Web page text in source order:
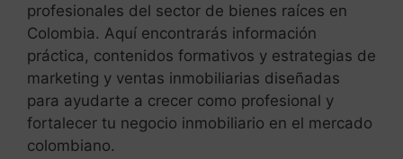
profesionales del sector de bienes raíces en
Colombia. Aquí encontrarás información
práctica, contenidos formativos y estrategias de
marketing y ventas inmobiliarias diseñadas
para ayudarte a crecer como profesional y
fortalecer tu negocio inmobiliario en el mercado
colombiano.